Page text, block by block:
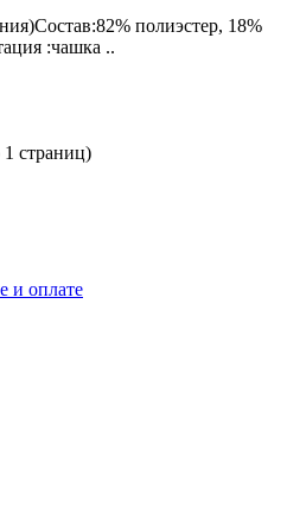
полиэстер, 18%
:чашка ..
1 страниц)
и оплате